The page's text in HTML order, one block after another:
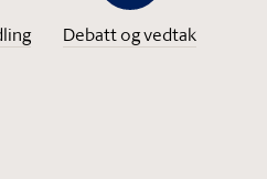
Debatt og vedtak